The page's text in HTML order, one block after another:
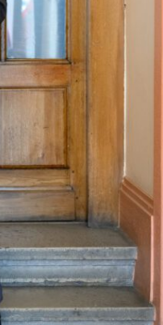
ce site Internet
diminuer
pouvez le parcourir
deviendrez ainsi un
!
Activer le